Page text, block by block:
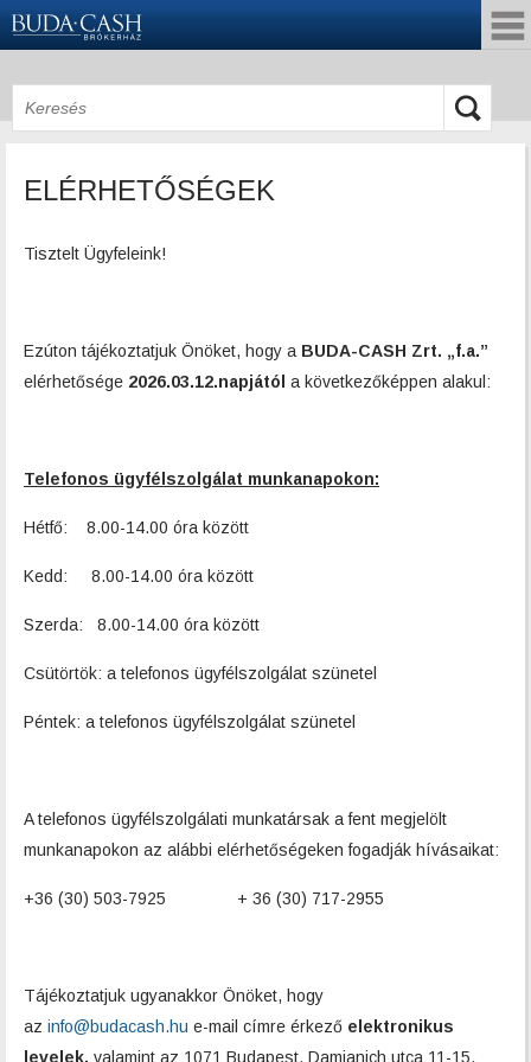
ELÉRHETŐSÉGEK
Tisztelt Ügyfeleink!
Ezúton tájékoztatjuk Önöket, hogy a BUDA-CASH Zrt. „f.a.”
elérhetősége 2026.03.12.napjától a következőképpen alakul:
Telefonos ügyfélszolgálat munkanapokon:
Hétfő: 8.00-14.00 óra között
Kedd: 8.00-14.00 óra között
Szerda: 8.00-14.00 óra között
Csütörtök: a telefonos ügyfélszolgálat szünetel
Péntek: a telefonos ügyfélszolgálat szünetel
A telefonos ügyfélszolgálati munkatársak a fent megjelölt
munkanapokon az alábbi elérhetőségeken fogadják hívásaikat:
+36 (30) 503-7925 + 36 (30) 717-2955
Tájékoztatjuk ugyanakkor Önöket, hogy
az info@budacash.hu e-mail címre érkező elektronikus
levelek, valamint az 1071 Budapest, Damjanich utca 11-15.